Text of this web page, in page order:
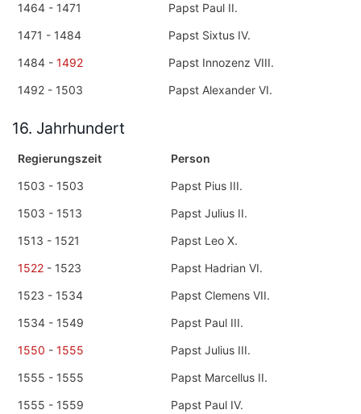
1464 - 1471
Papst Paul II.
1471 - 1484
Papst Sixtus IV.
1484 - 1492
Papst Innozenz VIII.
1492 - 1503
Papst Alexander VI.
16. Jahrhundert
Regierungszeit
Person
1503 - 1503
Papst Pius III.
1503 - 1513
Papst Julius II.
1513 - 1521
Papst Leo X.
1522 - 1523
Papst Hadrian VI.
1523 - 1534
Papst Clemens VII.
1534 - 1549
Papst Paul III.
1550 - 1555
Papst Julius III.
1555 - 1555
Papst Marcellus II.
1555 - 1559
Papst Paul IV.